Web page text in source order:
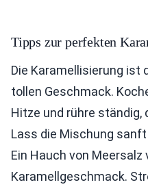
Tipps zur perfekten
Die Karamellisierung ist
tollen Geschmack.
Hitze und rühre
Lass die Mischung
Ein Hauch von
Karamellgeschmack.